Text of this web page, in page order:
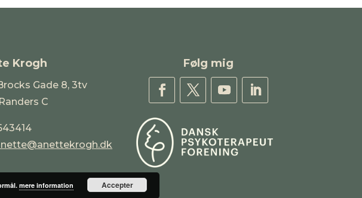
Krogh
Gade 8, 3tv
C
Følg mig
mere information Accepter